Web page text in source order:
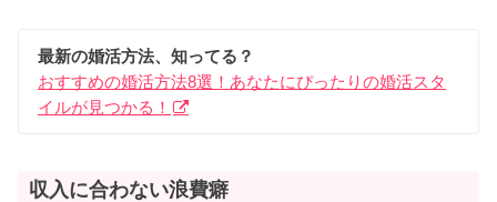
最新の婚活方法、知ってる？
おすすめの婚活方法8選！あなたにぴったりの婚活スタ
イルが見つかる！
収入に合わない浪費癖